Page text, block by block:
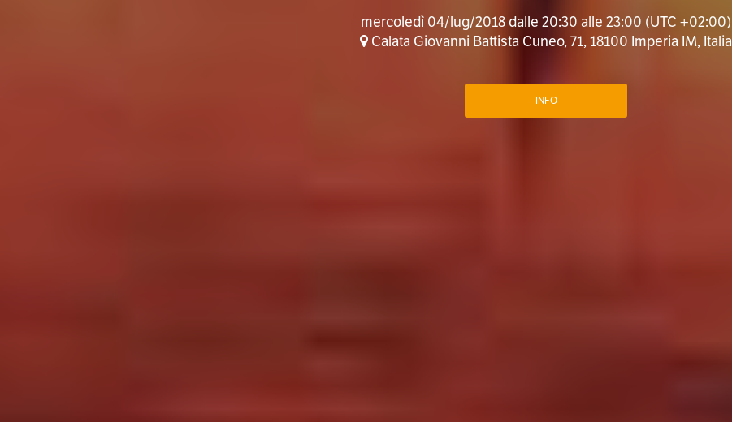
mercoledì 04/lug/2018 dalle 20:30 alle 23:00 (UTC +02:00)
Calata Giovanni Battista Cuneo, 71, 18100 Imperia IM, Italia
INFO